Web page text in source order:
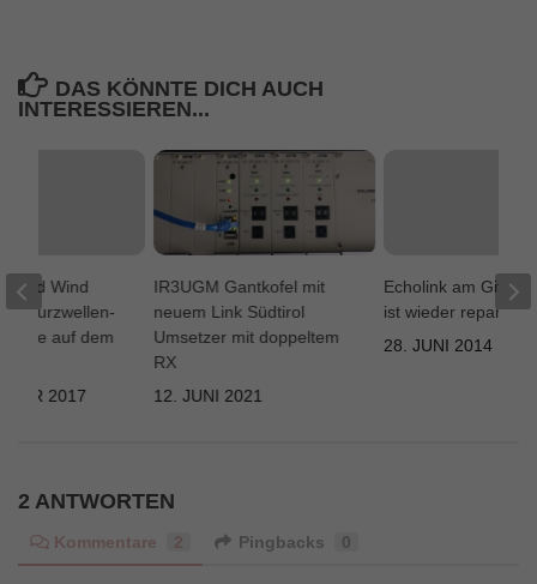
DAS KÖNNTE DICH AUCH
INTERESSIEREN...
IR3UGM Gantkofel mit
neuem Link Südtirol
Umsetzer mit doppeltem
RX
12. JUNI 2021
Echolink am
ist wieder repariert.
28. JUNI 2014
und Wind
Kurzwellen-
auf dem
2017
2 ANTWORTEN
Kommentare Pingbacks 0